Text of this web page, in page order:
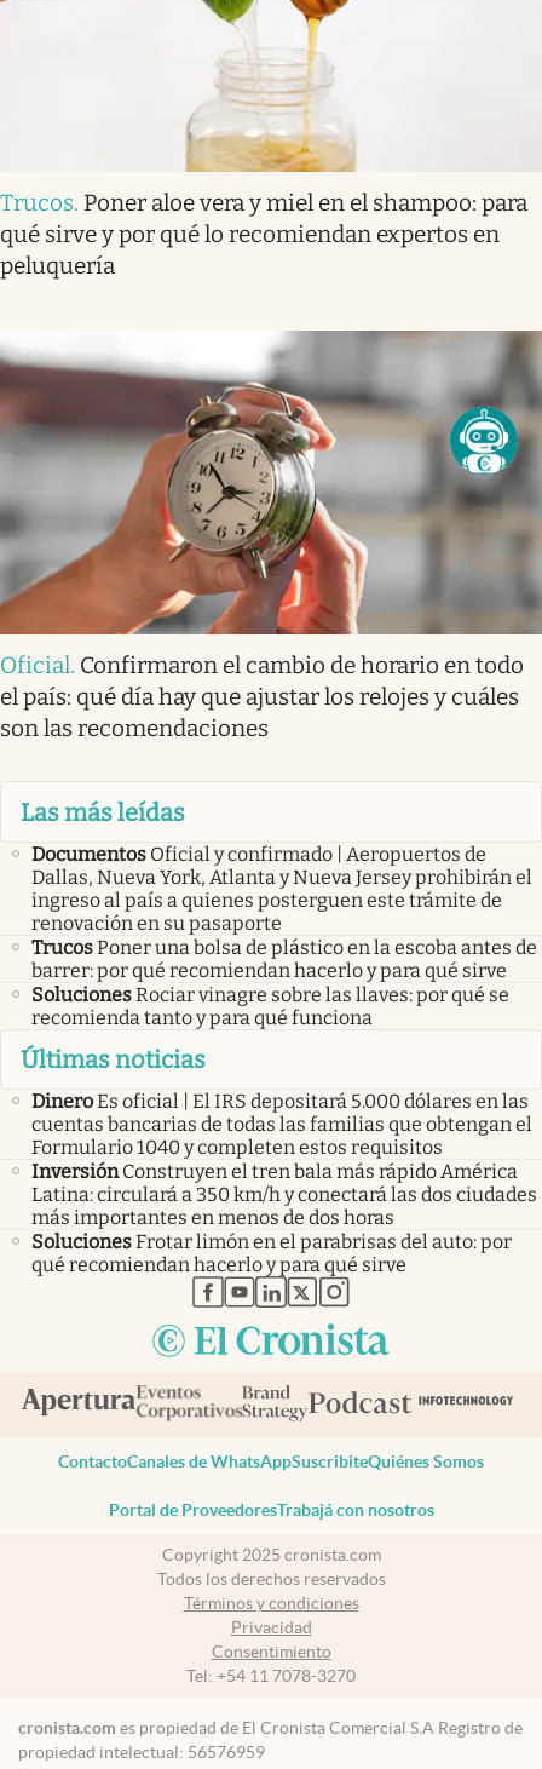
Trucos. Poner aloe vera y miel en el shampoo: para
qué sirve y por qué lo recomiendan expertos en
peluquería
Oficial. Confirmaron el cambio de horario en todo
el país: qué día hay que ajustar los relojes y cuáles
son las recomendaciones
Las más leídas
Documentos Oficial y confirmado | Aeropuertos de
Dallas, Nueva York, Atlanta y Nueva Jersey prohibirán el
ingreso al país a quienes posterguen este trámite de
renovación en su pasaporte
TrucosPoner una bolsa de plástico en la escoba antes de
barrer: por qué recomiendan hacerlo y para qué sirve
SolucionesRociar vinagre sobre las llaves: por qué se
recomienda tanto y para qué funciona
Últimas noticias
DineroEs oficial | El IRS depositará 5.000 dólares en las
cuentas bancarias de todas las familias que obtengan el
Formulario 1040 y completen estos requisitos
Inversión Construyen el tren bala más rápido América
Latina: circulará a 350 km/h y conectará las dos ciudades
más importantes en menos de dos horas
SolucionesFrotar limón en el parabrisas del auto: por
qué recomiendan hacerlo y para qué sirve
abre en nueva pestaña
abre en nueva pestaña
abre en nueva pestaña
abre en nueva pestaña
abre en nueva pestaña
ContactoCanales de WhatsAppSuscribiteQuiénes Somos
Portal de ProveedoresTrabajá con nosotros
Copyright 2025 cronista.com
Todos los derechos reservados
Términos y condiciones
Privacidad
Consentimiento
Tel: +54 11 7078-3270
cronista.com es propiedad de El Cronista Comercial S.A Registro de
propiedad intelectual: 56576959